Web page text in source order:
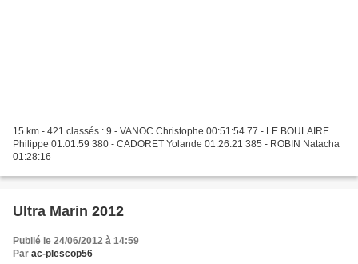
15 km - 421 classés : 9 - VANOC Christophe 00:51:54 77 - LE BOULAIRE
Philippe 01:01:59 380 - CADORET Yolande 01:26:21 385 - ROBIN Natacha
01:28:16
Ultra Marin 2012
Publié le 24/06/2012 à 14:59
Par ac-plescop56